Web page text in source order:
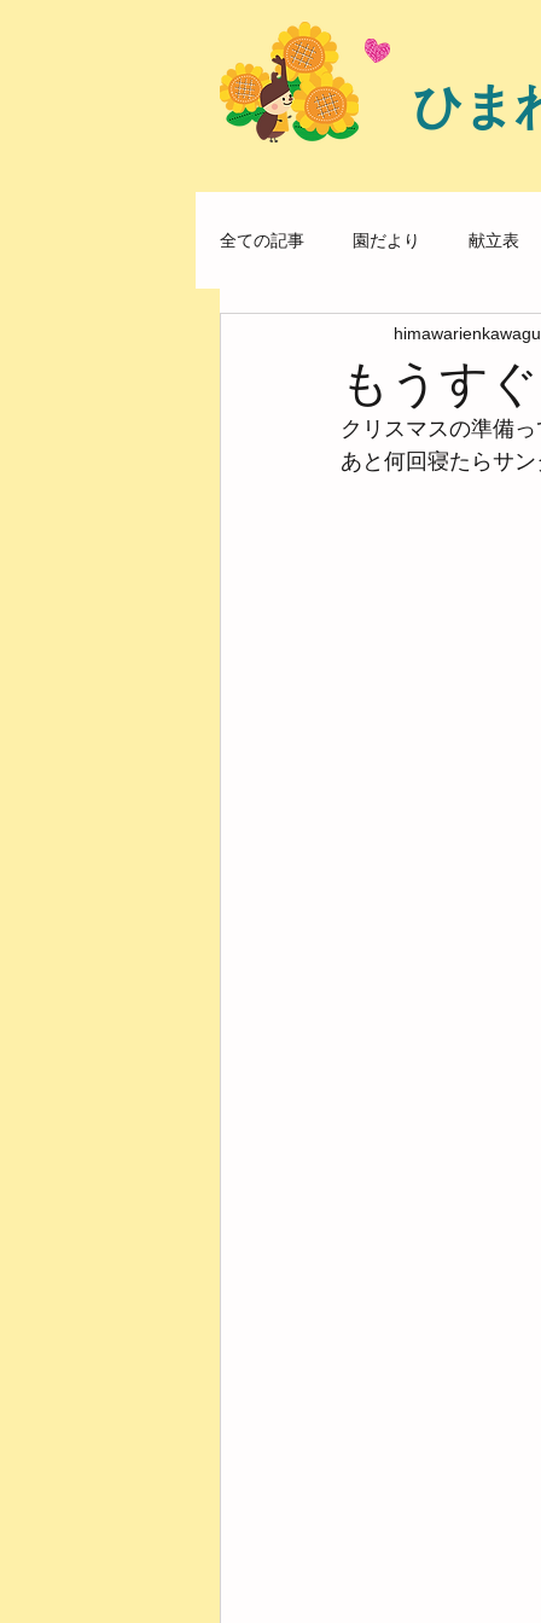
ひま
全ての記事 園だより 献立表
もうす
クリスマスの準備
あと何回寝たらサ